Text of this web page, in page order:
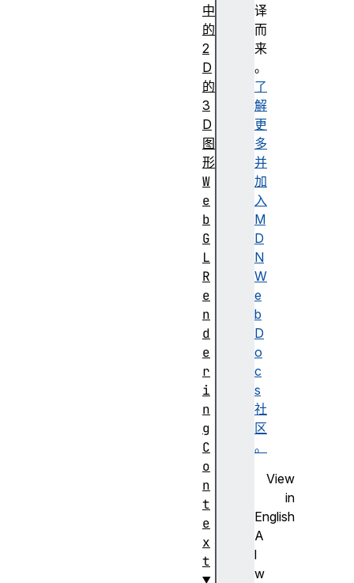
译
而
来
。
了
解
更
多
并
加
入
M
D
N
W
e
b
D
o
c
s
社
区
。
View
in
English
A
l
w
中
的
2
D
的
3
D
图
形
W
e
b
G
L
R
e
n
d
e
r
i
n
g
C
o
n
t
e
x
t